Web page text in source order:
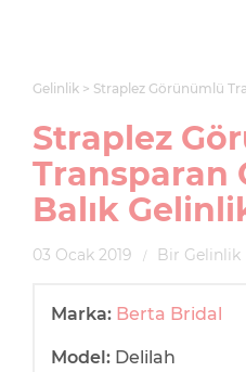
Gelinlik Straplez Görünümlü
Straplez
Transparan
Balık
03 Ocak 2019 Bir Gelinlik
Marka: Berta Bridal
Model: Delilah